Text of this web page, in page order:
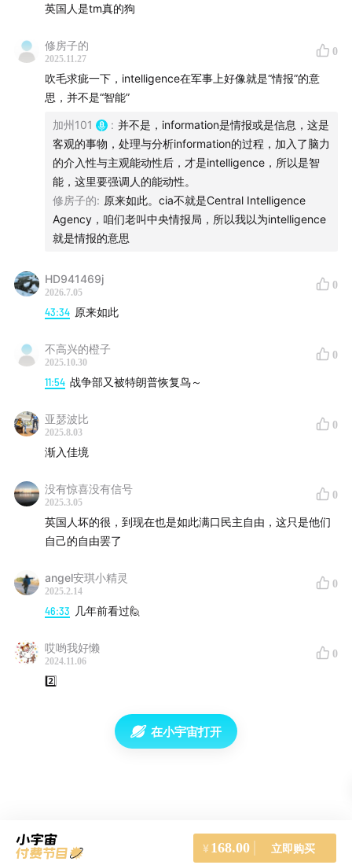
英国人是tm真的狗
修房子的
2025.11.27
0
吹毛求疵一下，intelligence在军事上好像就是“情报”的意
思，并不是“智能”
加州101 : 并不是，information是情报或是信息，这是
客观的事物，处理与分析information的过程，加入了脑力
的介入性与主观能动性后，才是intelligence，所以是智
能，这里要强调人的能动性。
修房子的: 原来如此。cia不就是Central Intelligence
Agency，咱们老叫中央情报局，所以我以为intelligence
就是情报的意思
HD941469j
2026.7.05
0
43:34 原来如此
不高兴的橙子
2025.10.30
0
11:54 战争部又被特朗普恢复鸟～
亚瑟波比
2025.8.03
0
渐入佳境
没有惊喜没有信号
2025.3.05
0
英国人坏的很，到现在也是如此满口民主自由，这只是他们
自己的自由罢了
angel安琪小精灵
2025.2.14
0
46:33 几年前看过🙋
哎哟我好懒
2024.11.06
0
2️⃣
在小宇宙打开
¥168.00 立即购买